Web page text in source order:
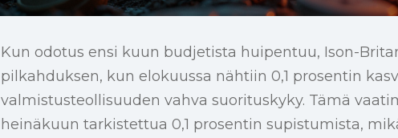
Kun odotus ensi kuun budjetista huipentuu, Ison-
pilkahduksen, kun elokuussa nähtiin 0,1 prosentin
valmistusteollisuuden vahva suorituskyky. Tämä
heinäkuun tarkistettua 0,1 prosentin supistumista,